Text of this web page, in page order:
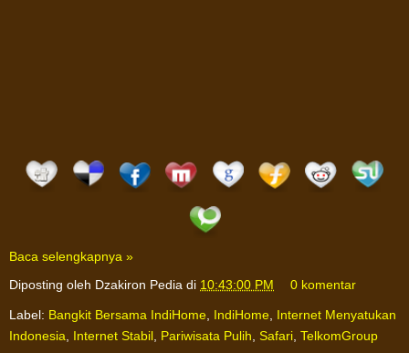
Baca selengkapnya »
Diposting oleh Dzakiron Pedia di 10:43:00 PM 0 komentar
Label: Bangkit Bersama IndiHome, IndiHome, Internet Menyatukan
Indonesia, Internet Stabil, Pariwisata Pulih, Safari, TelkomGroup